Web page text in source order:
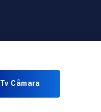
Tv Câmara